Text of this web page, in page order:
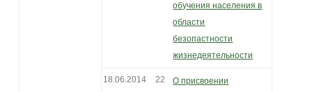
обучения населения в
области
безопастности
жизнедеятельности
18.06.2014 22
О присвоении